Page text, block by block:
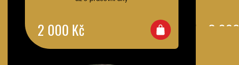
2 000 Kč 3 000